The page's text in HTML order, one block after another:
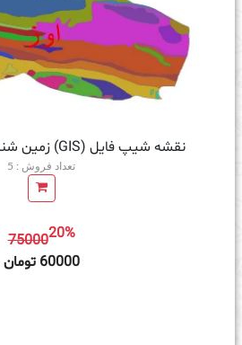
نقشه شیپ فایل (GIS) زمین‌ شناسی شهرستان اوز
تعداد فروش : 5
7500020%
60000 تومان